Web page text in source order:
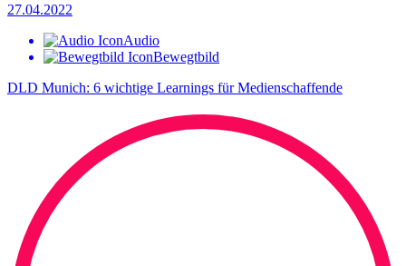
27.04.2022
Audio
Bewegtbild
DLD Munich: 6 wichtige Learnings für Medienschaffende